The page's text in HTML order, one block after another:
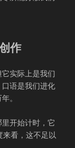
作
实际上是我们
语是我们进化
。
开始计时，它
来看，这不足以